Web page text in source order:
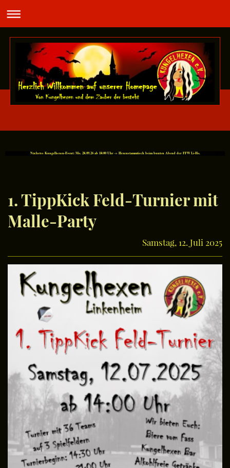
Nächstes Kungelhexen-Event: Mo. 28.09.26 ab 18:00 Uhr -> Hexenstammtisch beim bunten Abend der FFW Li-Ho.
1. TippKick Feld-Turnier mit
Malle-Party
Samstag, 12. Juli 2025